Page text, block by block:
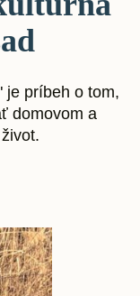
je príbeh o tom,
domovom a